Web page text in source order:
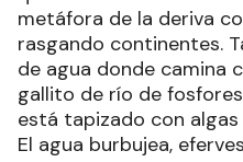
metáfora de la deriva
rasgando continentes.
de agua donde camina
gallito de río de
está tapizado con
El agua burbujea,